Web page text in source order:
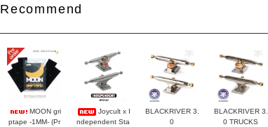
Recommend
MOON gri
ptape -1MM- (Pr
Joycult x I
ndependent Sta
BLACKRIVER 3.
0
BLACKRIVER 3.
0 TRUCKS